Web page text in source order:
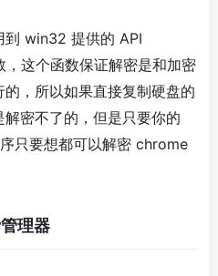
到 win32 提供的 API
这个函数保证解密是和加密
，所以如果直接复制硬盘的
密不了的，但是只要你的
只要想都可以解密 chrome
理器